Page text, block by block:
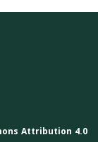
Attribution 4.0